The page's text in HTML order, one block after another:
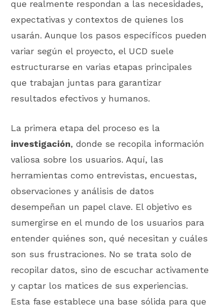
que realmente respondan a las necesidades,
expectativas y contextos de quienes los
usarán. Aunque los pasos específicos pueden
variar según el proyecto, el UCD suele
estructurarse en varias etapas principales
que trabajan juntas para garantizar
resultados efectivos y humanos.
La primera etapa del proceso es la
investigación, donde se recopila información
valiosa sobre los usuarios. Aquí, las
herramientas como entrevistas, encuestas,
observaciones y análisis de datos
desempeñan un papel clave. El objetivo es
sumergirse en el mundo de los usuarios para
entender quiénes son, qué necesitan y cuáles
son sus frustraciones. No se trata solo de
recopilar datos, sino de escuchar activamente
y captar los matices de sus experiencias.
Esta fase establece una base sólida para que